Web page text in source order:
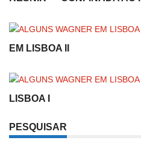
EM LISBOA II
LISBOA I
PESQUISAR